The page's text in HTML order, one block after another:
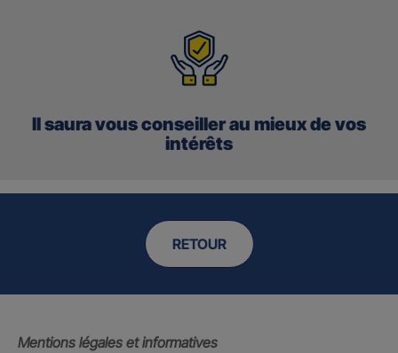
Il saura vous conseiller au mieux de vos
intérêts
RETOUR
Mentions légales et informatives